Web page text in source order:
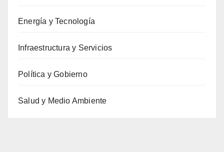
Energía y Tecnología
Infraestructura y Servicios
Política y Gobierno
Salud y Medio Ambiente